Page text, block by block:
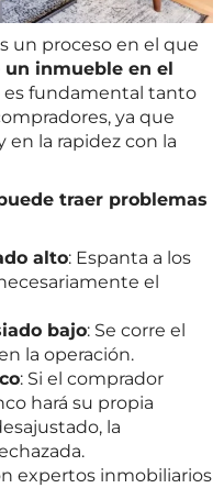
un proceso en el que
inmueble en el
es fundamental tanto
ya que
la rapidez con la
traer problemas
alto: Espanta a los
el
bajo: Se corre el
la operación.
: Si el comprador
hará su propia
la
expertos inmobiliarios